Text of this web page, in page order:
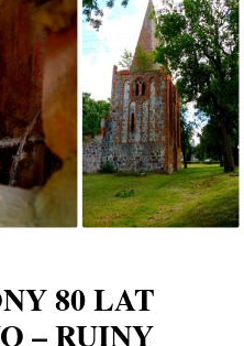
80 LAT
– RUINY